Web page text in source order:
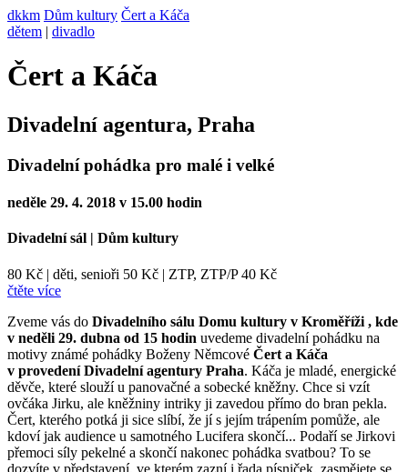
dkkm Dům kultury Čert a Káča
dětem | divadlo
Čert a Káča
Divadelní agentura, Praha
Divadelní pohádka pro malé i velké
neděle 29. 4. 2018 v 15.00 hodin
Divadelní sál | Dům kultury
80 Kč | děti, senioři 50 Kč | ZTP, ZTP/P 40 Kč
čtěte více
Zveme vás do Divadelního sálu Domu kultury v Kroměříži , kde
v neděli 29. dubna od 15 hodin uvedeme divadelní pohádku na
motivy známé pohádky Boženy Němcové Čert a Káča
v provedení Divadelní agentury Praha. Káča je mladé, energické
děvče, které slouží u panovačné a sobecké kněžny. Chce si vzít
ovčáka Jirku, ale kněžniny intriky ji zavedou přímo do bran pekla.
Čert, kterého potká ji sice slíbí, že jí s jejím trápením pomůže, ale
kdoví jak audience u samotného Lucifera skončí... Podaří se Jirkovi
přemoci síly pekelné a skončí nakonec pohádka svatbou? To se
dozvíte v představení, ve kterém zazní i řada písniček, zasmějete se